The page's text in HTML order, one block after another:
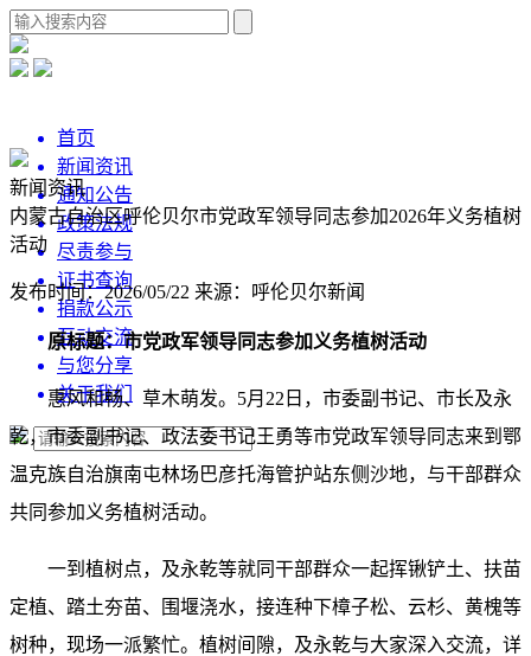
首页
新闻资讯
通知公告
政策法规
尽责参与
证书查询
捐款公示
互动交流
与您分享
关于我们
新闻资讯
内蒙古自治区呼伦贝尔市党政军领导同志参加2026年义务植树
活动
发布时间：2026/05/22 来源：呼伦贝尔新闻
原标题：市党政军领导同志参加义务植树活动
惠风和畅、草木萌发。5月22日，市委副书记、市长及永
乾，市委副书记、政法委书记王勇等市党政军领导同志来到鄂
温克族自治旗南屯林场巴彦托海管护站东侧沙地，与干部群众
共同参加义务植树活动。
一到植树点，及永乾等就同干部群众一起挥锹铲土、扶苗
定植、踏土夯苗、围堰浇水，接连种下樟子松、云杉、黄槐等
树种，现场一派繁忙。植树间隙，及永乾与大家深入交流，详